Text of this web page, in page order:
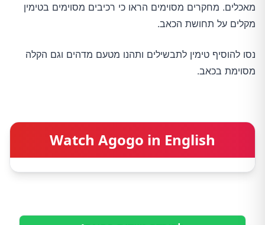
מאכלים. מחקרים מסוימים הראו כי רכיבים מסוימים בטימין
מקלים על תחושת הכאב.
נסו להוסיף טימין לתבשילים ותהנו מטעם מדהים וגם הקלה
מסוימת בכאב.
Watch Agogo in English